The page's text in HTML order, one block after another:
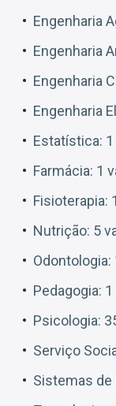
Engenharia
Engenharia
Engenharia
Engenharia
Estatística: 1
Farmácia: 1
Fisioterapia:
Nutrição: 5
Odontologia:
Pedagogia: 1
Psicologia:
Serviço
Sistemas de